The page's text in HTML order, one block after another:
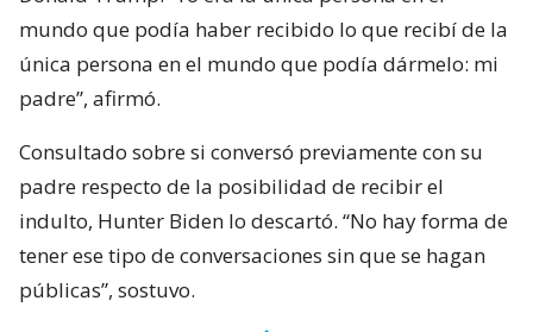
mundo que podía haber recibido lo que recibí de la
única persona en el mundo que podía dármelo: mi
padre”, afirmó.
Consultado sobre si conversó previamente con su
padre respecto de la posibilidad de recibir el
indulto, Hunter Biden lo descartó. “No hay forma de
tener ese tipo de conversaciones sin que se hagan
públicas”, sostuvo.